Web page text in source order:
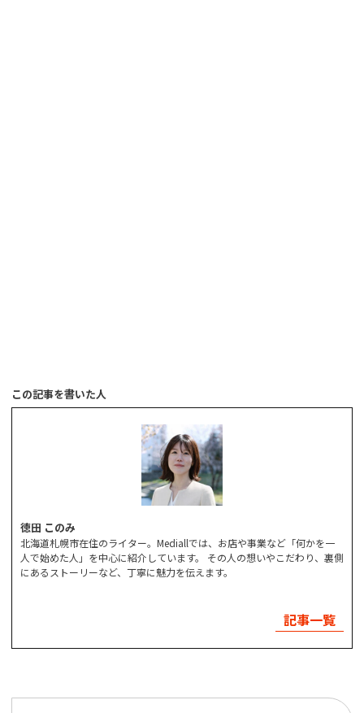
この記事を書いた人
徳田 このみ
北海道札幌市在住のライター。Mediallでは、お店や事業など「何かを一
人で始めた人」を中心に紹介しています。 その人の想いやこだわり、裏側
にあるストーリーなど、丁寧に魅力を伝えます。
記事一覧